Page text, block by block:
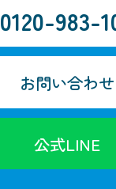
0120-983-
お問い合わせ
公式LINE